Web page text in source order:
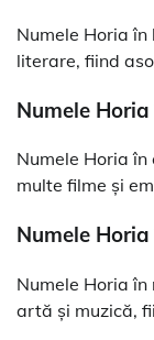
Numele Horia
literare, fiind
Numele
Numele Horia
multe filme și
Numele
Numele Horia
artă și muzică,